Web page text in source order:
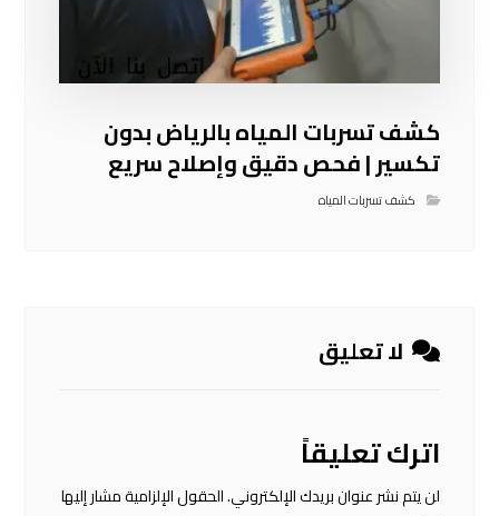
كشف تسربات المياه بالرياض بدون
تكسير | فحص دقيق وإصلاح سريع
كشف تسربات المياه
لا تعليق
اترك تعليقاً
لن يتم نشر عنوان بريدك الإلكتروني.الحقول الإلزامية مشار إليها